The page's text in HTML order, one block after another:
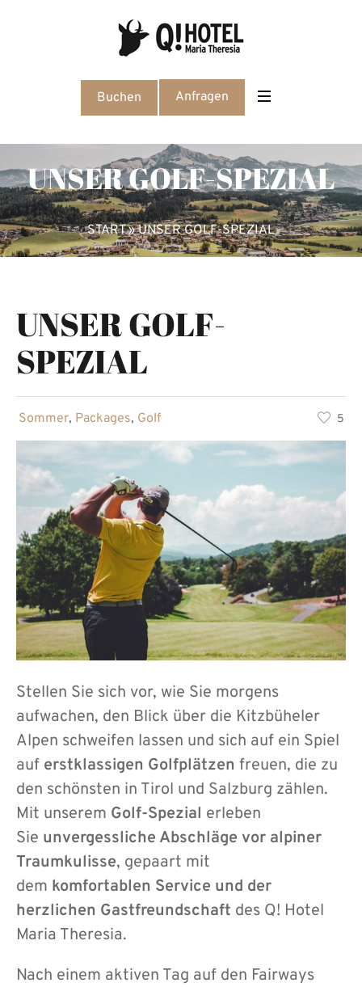
Buchen Anfragen
UNSER GOLF-SPEZIAL
START»UNSER GOLF-SPEZIAL
UNSER GOLF-
SPEZIAL
Sommer, Packages, Golf 5
Stellen Sie sich vor, wie Sie morgens
aufwachen, den Blick über die Kitzbüheler
Alpen schweifen lassen und sich auf ein Spiel
auf erstklassigen Golfplätzen freuen, die zu
den schönsten in Tirol und Salzburg zählen.
Mit unserem Golf-Spezial erleben
Sie unvergessliche Abschläge vor alpiner
Traumkulisse, gepaart mit
dem komfortablen Service und der
herzlichen Gastfreundschaft des Q! Hotel
Maria Theresia.
Nach einem aktiven Tag auf den Fairways